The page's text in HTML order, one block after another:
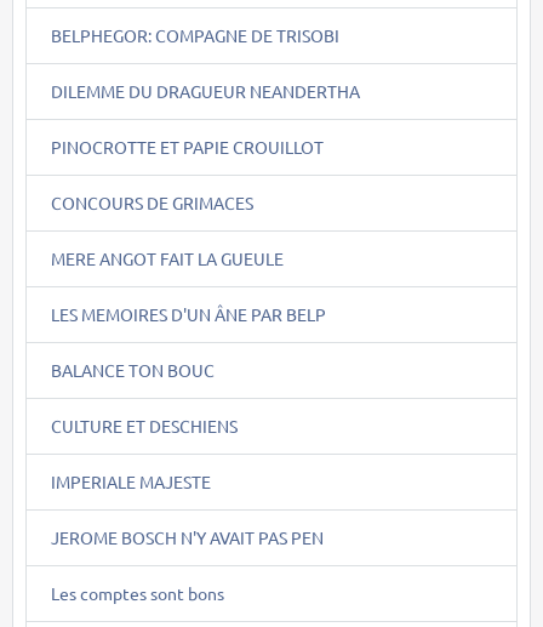
BELPHEGOR: COMPAGNE DE TRISOBI
DILEMME DU DRAGUEUR NEANDERTHA
PINOCROTTE ET PAPIE CROUILLOT
CONCOURS DE GRIMACES
MERE ANGOT FAIT LA GUEULE
LES MEMOIRES D'UN ÂNE PAR BELP
BALANCE TON BOUC
CULTURE ET DESCHIENS
IMPERIALE MAJESTE
JEROME BOSCH N'Y AVAIT PAS PEN
Les comptes sont bons